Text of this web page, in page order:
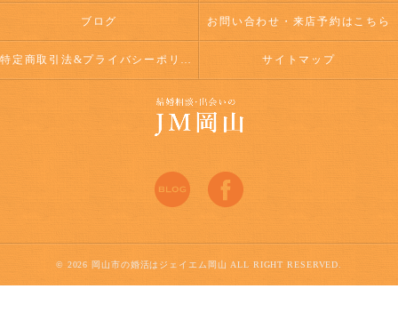
ブログ お問い合わせ・来店予約はこちら
特定商取引法&プライバシーポリシー サイトマップ
© 2026 岡山市の婚活はジェイエム岡山 ALL RIGHT RESERVED.